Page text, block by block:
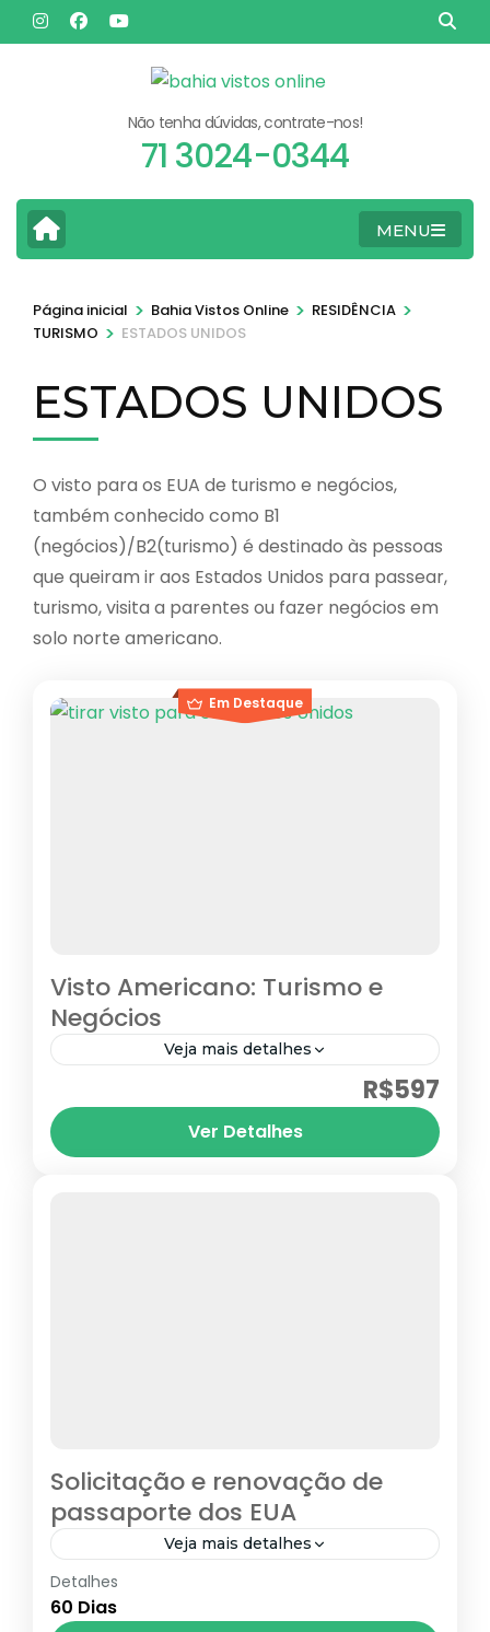
Pular
para
Não tenha dúvidas, contrate-nos!
71 3024-0344
MENU
Página inicial > Bahia Vistos Online > RESIDÊNCIA >
TURISMO > ESTADOS UNIDOS
ESTADOS UNIDOS
O visto para os EUA de turismo e negócios,
também conhecido como B1
(negócios)/B2(turismo) é destinado às pessoas
que queiram ir aos Estados Unidos para passear,
turismo, visita a parentes ou fazer negócios em
solo norte americano.
Em Destaque
Visto Americano: Turismo e
Negócios
Veja mais detalhes
R$597
Ver Detalhes
Solicitação e renovação de
passaporte dos EUA
Veja mais detalhes
Passaporte americano
Renovação de passaporte EUA
Detalhes
60 Dias